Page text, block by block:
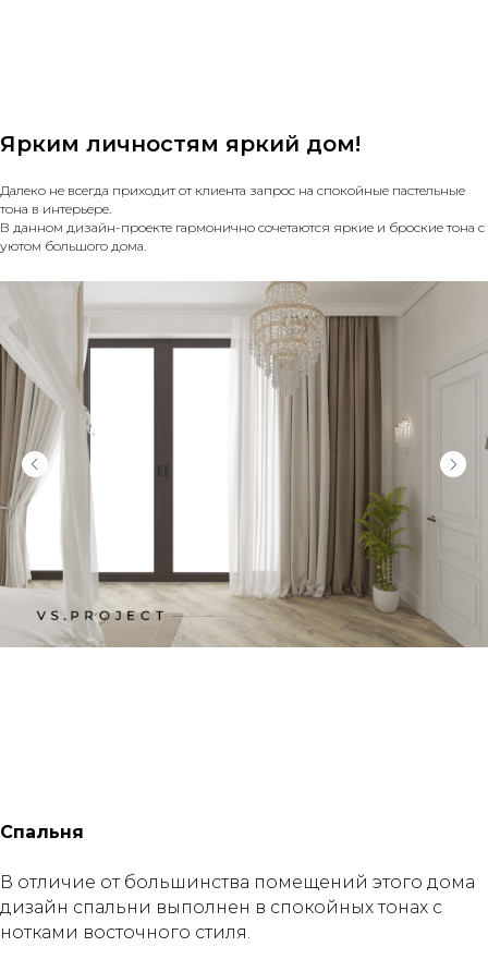
Ярким личностям яркий дом!
Далеко не всегда приходит от клиента запрос на спокойные пастельные
тона в интерьере. ⠀
В данном дизайн-проекте гармонично сочетаются яркие и броские тона с
уютом большого дома.
Спальня
В отличие от большинства помещений этого дома
дизайн спальни выполнен в спокойных тонах с
нотками восточного стиля. ⠀